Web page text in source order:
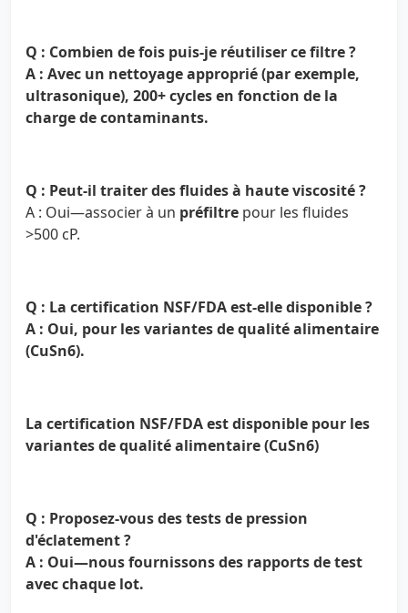
Q : Combien de fois puis-je réutiliser ce filtre ?
A : Avec un nettoyage approprié (par exemple,
ultrasonique), 200+ cyclesen fonction de la
charge de contaminants.
Q : Peut-il traiter des fluides à haute viscosité ?
A : Oui—associer à un préfiltre pour les fluides
>500 cP.
Q : La certification NSF/FDA est-elle disponible ?
A : Oui, pour les variantes de qualité alimentaire
(CuSn6).
La certification NSF/FDA est disponible pour les
variantes de qualité alimentaire (CuSn6)
Q : Proposez-vous des tests de pression
d'éclatement ?
A : Oui—nous fournissons des rapports de test
avec chaque lot.